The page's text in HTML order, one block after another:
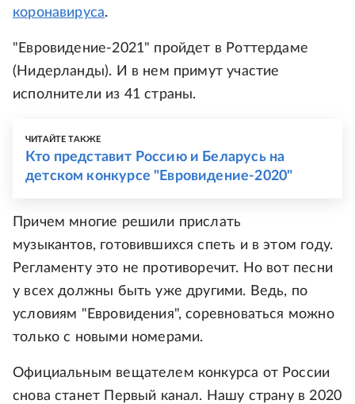
коронавируса.
"Евровидение-2021" пройдет в Роттердаме
(Нидерланды). И в нем примут участие
исполнители из 41 страны.
ЧИТАЙТЕ ТАКЖЕ
Кто представит Россию и Беларусь на
детском конкурсе "Евровидение-2020"
Причем многие решили прислать
музыкантов, готовившихся спеть и в этом году.
Регламенту это не противоречит. Но вот песни
у всех должны быть уже другими. Ведь, по
условиям "Евровидения", соревноваться можно
только с новыми номерами.
Официальным вещателем конкурса от России
снова станет Первый канал. Нашу страну в 2020